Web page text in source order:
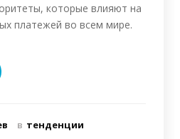
которые влияют на
платежей во всем мире.
в тенденции